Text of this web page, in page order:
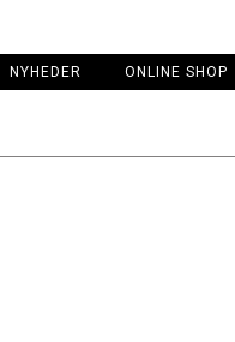
NYHEDER ONLINE SHOP